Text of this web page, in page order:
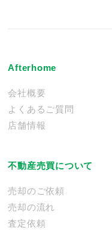
Afterhome
会社概要
よくあるご質問
店舗情報
不動産売買について
売却のご依頼
売却の流れ
査定依頼